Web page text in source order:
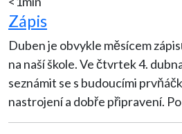
Zápis
Duben je obvykle měsícem
na naší škole. Ve čtvrtek 4.
seznámit se s budoucími prvňáčky. Přišli
nastrojení a dobře připravení.